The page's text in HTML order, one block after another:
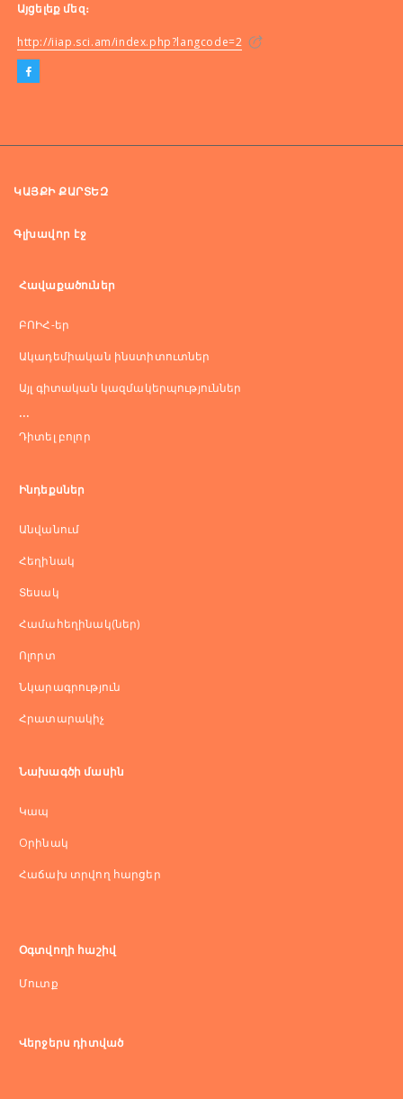
Այցելեք մեզ։
http://iiap.sci.am/index.php?langcode=2
ԿԱՅՔԻ ՔԱՐՏԵԶ
Գլխավոր էջ
Հավաքածուներ
ԲՈԻՀ-եր
Ակադեմիական ինստիտուտներ
Այլ գիտական կազմակերպություններ
...
Դիտել բոլոր
Ինդեքսներ
Անվանում
Հեղինակ
Տեսակ
Համահեղինակ(ներ)
Ոլորտ
Նկարագրություն
Հրատարակիչ
Նախագծի մասին
Կապ
Оրինակ
Հաճախ տրվող հարցեր
Օգտվողի հաշիվ
Մուտք
Վերջերս դիտված